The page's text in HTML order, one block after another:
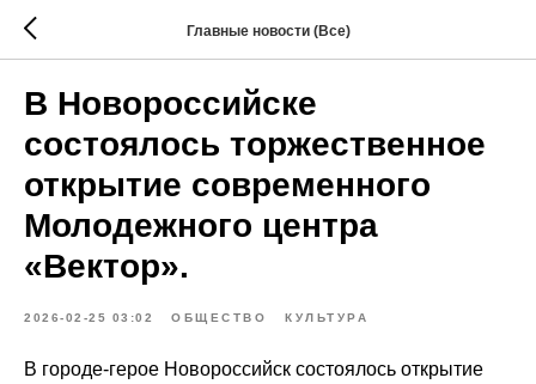
Главные новости (Все)
В Новороссийске
состоялось торжественное
открытие современного
Молодежного центра
«Вектор».
2026-02-25 03:02 ОБЩЕСТВО КУЛЬТУРА
В городе-герое Новороссийск состоялось открытие